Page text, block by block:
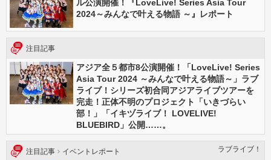
ル公演開催！『LoveLive! Series Asia Tour
2024～みんなで叶える物語 ～』レポート
注目記事
アジア全５都市8公演開催！「LoveLive! Series
Asia Tour 2024 ～みんなで叶える物語～」ラブ
ライブ！シリーズ初合同アジアライブツアーを
完走！正体不明のプロジェクト「いきづらい
部！」「イキヅライブ！ LOVELIVE!
BLUEBIRD」公開……。
注目記事 イベントレポート ラブライブ！